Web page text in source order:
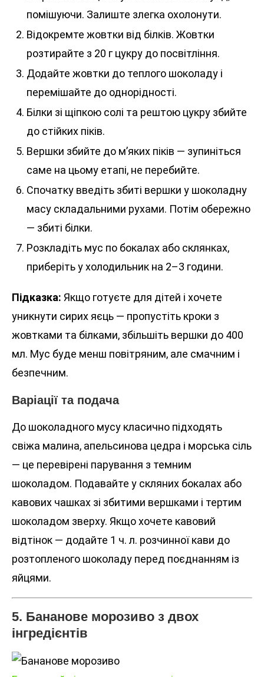
помішуючи. Залиште злегка охолонути.
Відокремте жовтки від білків. Жовтки
розтирайте з 20 г цукру до посвітління.
Додайте жовтки до теплого шоколаду і
перемішайте до однорідності.
Білки зі щіпкою солі та рештою цукру збийте
до стійких піків.
Вершки збийте до м’яких піків — зупиніться
саме на цьому етапі, не перебийте.
Спочатку введіть збиті вершки у шоколадну
масу складальними рухами. Потім обережно
— збиті білки.
Розкладіть мус по бокалах або склянках,
приберіть у холодильник на 2–3 години.
Підказка: Якщо готуєте для дітей і хочете
уникнути сирих яєць — пропустіть кроки з
жовтками та білками, збільшіть вершки до 400
мл. Мус буде менш повітряним, але смачним і
безпечним.
Варіації та подача
До шоколадного мусу класично підходять
свіжа малина, апельсинова цедра і морська сіль
— це перевірені парування з темним
шоколадом. Подавайте у скляних бокалах або
кавових чашках зі збитими вершками і тертим
шоколадом зверху. Якщо хочете кавовий
відтінок — додайте 1 ч. л. розчинної кави до
розтопленого шоколаду перед поєднанням із
яйцями.
5. Бананове морозиво з двох
інгредієнтів